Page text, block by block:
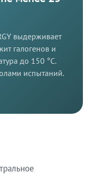
выдерживает
галогенов и
до 150 °C.
испытаний.